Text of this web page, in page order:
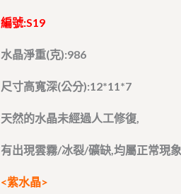
編號:S19
水晶淨重(克):986
尺寸高寬深(公分):12*11*7
天然的水晶未經過人工修復,
有出現雲霧/冰裂/礦缺,均屬正常現
<紫水晶>